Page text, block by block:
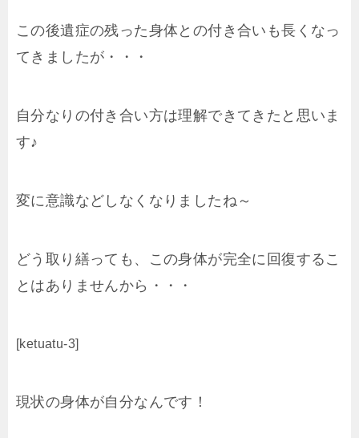
この後遺症の残った身体との付き合いも長くなっ
てきましたが・・・
自分なりの付き合い方は理解できてきたと思いま
す♪
変に意識などしなくなりましたね～
どう取り繕っても、この身体が完全に回復するこ
とはありませんから・・・
[ketuatu-3]
現状の身体が自分なんです！